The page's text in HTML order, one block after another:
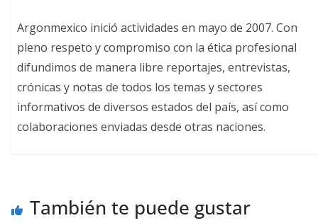
Argonmexico inició actividades en mayo de 2007. Con
pleno respeto y compromiso con la ética profesional
difundimos de manera libre reportajes, entrevistas,
crónicas y notas de todos los temas y sectores
informativos de diversos estados del país, así como
colaboraciones enviadas desde otras naciones.
También te puede gustar